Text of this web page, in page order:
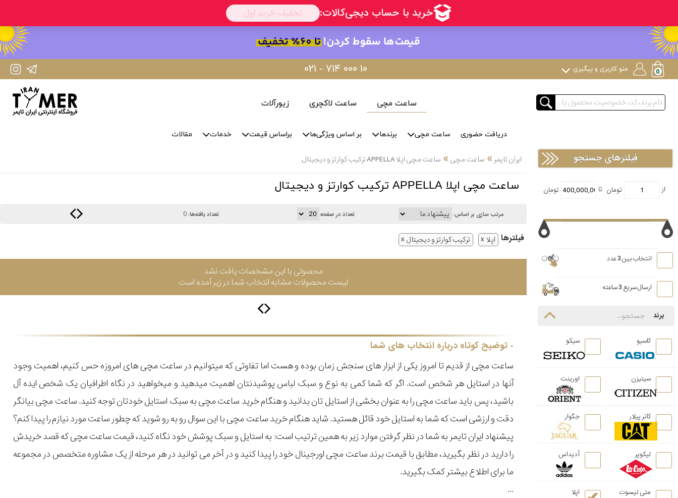
IranTimer Instagram Page ۰۲۱ - ۷۱۴ ۰۰۰ ۱۰ منو کاربری و پیگیری
ساعت مچی ساعت لاکچری زیورآلات
دریافت حضوری ساعت مچی برندها بر اساس ویژگی‌ها براساس قیمت خدمات مقالات
ایران تایمر » ساعت مچی» ساعت مچی اپلا APPELLA ترکیب کوارتز و دیجیتال
ساعت مچی اپلا APPELLA ترکیب کوارتز و دیجیتال
مرتب سازی بر اساس: تعداد در صفحه تعداد یافته‌ها:0
فیلتر‌ها اپلا ترکیب کوارتز و دیجیتال
محصولی با این مشخصات یافت نشد
لیست محصولات مشابه انتخاب شما در زیر آمده است
توضیح کوتاه درباره انتخاب های شما
ساعت مچی از قدیم تا امروز یکی از ابزار های سنجش زمان بوده و هست اما تفاوتی که میتوانیم در ساعت مچی های امروزه حس کنیم، اهمیت وجود
آنها در استایل هر شخص است. اگر که شما کمی به نوع و سبک لباس پوشیدنتان اهمیت میدهید و میخواهید در نگاه اطرافیان یک شخص ایده آل
باشید، پس باید ساعت مچی را به عنوان بخشی از استایل تان بدانید و هنگام خرید ساعت مچی به سبک استایل خودتان توجه کنید. ساعت مچی بیانگر
دقت و ارزشی است که شما به استایل خود قائل هستید. شاید هنگام خرید ساعت مچی با این سوال رو به رو شوید که چطور ساعت مورد نیازم را پیدا کنم؟
پیشنهاد ایران تایمر به شما در نظر گرفتن موارد زیر به همین ترتیب است: به استایل و سبک پوشش خود نگاه کنید، قیمت ساعت مچی که قصد خریدش
را دارید در نظر بگیرید، مطابق با قیمت برند ساعت مچی اورجینال خود را پیدا کنید و در آخر می توانید در هر مرحله از یک مشاوره متخصص در مجموعه
ما برای اطلاع بیشتر کمک بگیرید.
...
فیلترهای جستجو
انتخاب بین 3 عدد
ارسال سریع 3 ساعته
برند
کاسیو سیکو
سیتیزن اورینت
کاتر پیلار جگوار
لیکوپر آدیداس
متی تیسوت اپلا